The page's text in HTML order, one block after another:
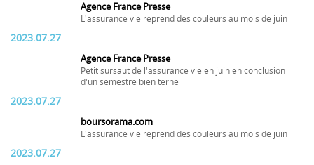
Agence France Presse
L'assurance vie reprend des couleurs au mois de juin
2023.07.27
Agence France Presse
Petit sursaut de l'assurance vie en juin en conclusion
d'un semestre bien terne
2023.07.27
boursorama.com
L'assurance vie reprend des couleurs au mois de juin
2023.07.27